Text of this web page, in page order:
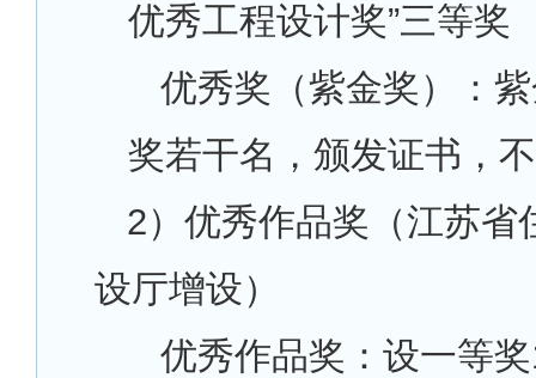
优秀工程设计奖”三等奖
优秀奖（紫金奖）：
奖若干名，颁发证书，
2）优秀作品奖（江苏省
设厅增设）
优秀作品奖：设一等